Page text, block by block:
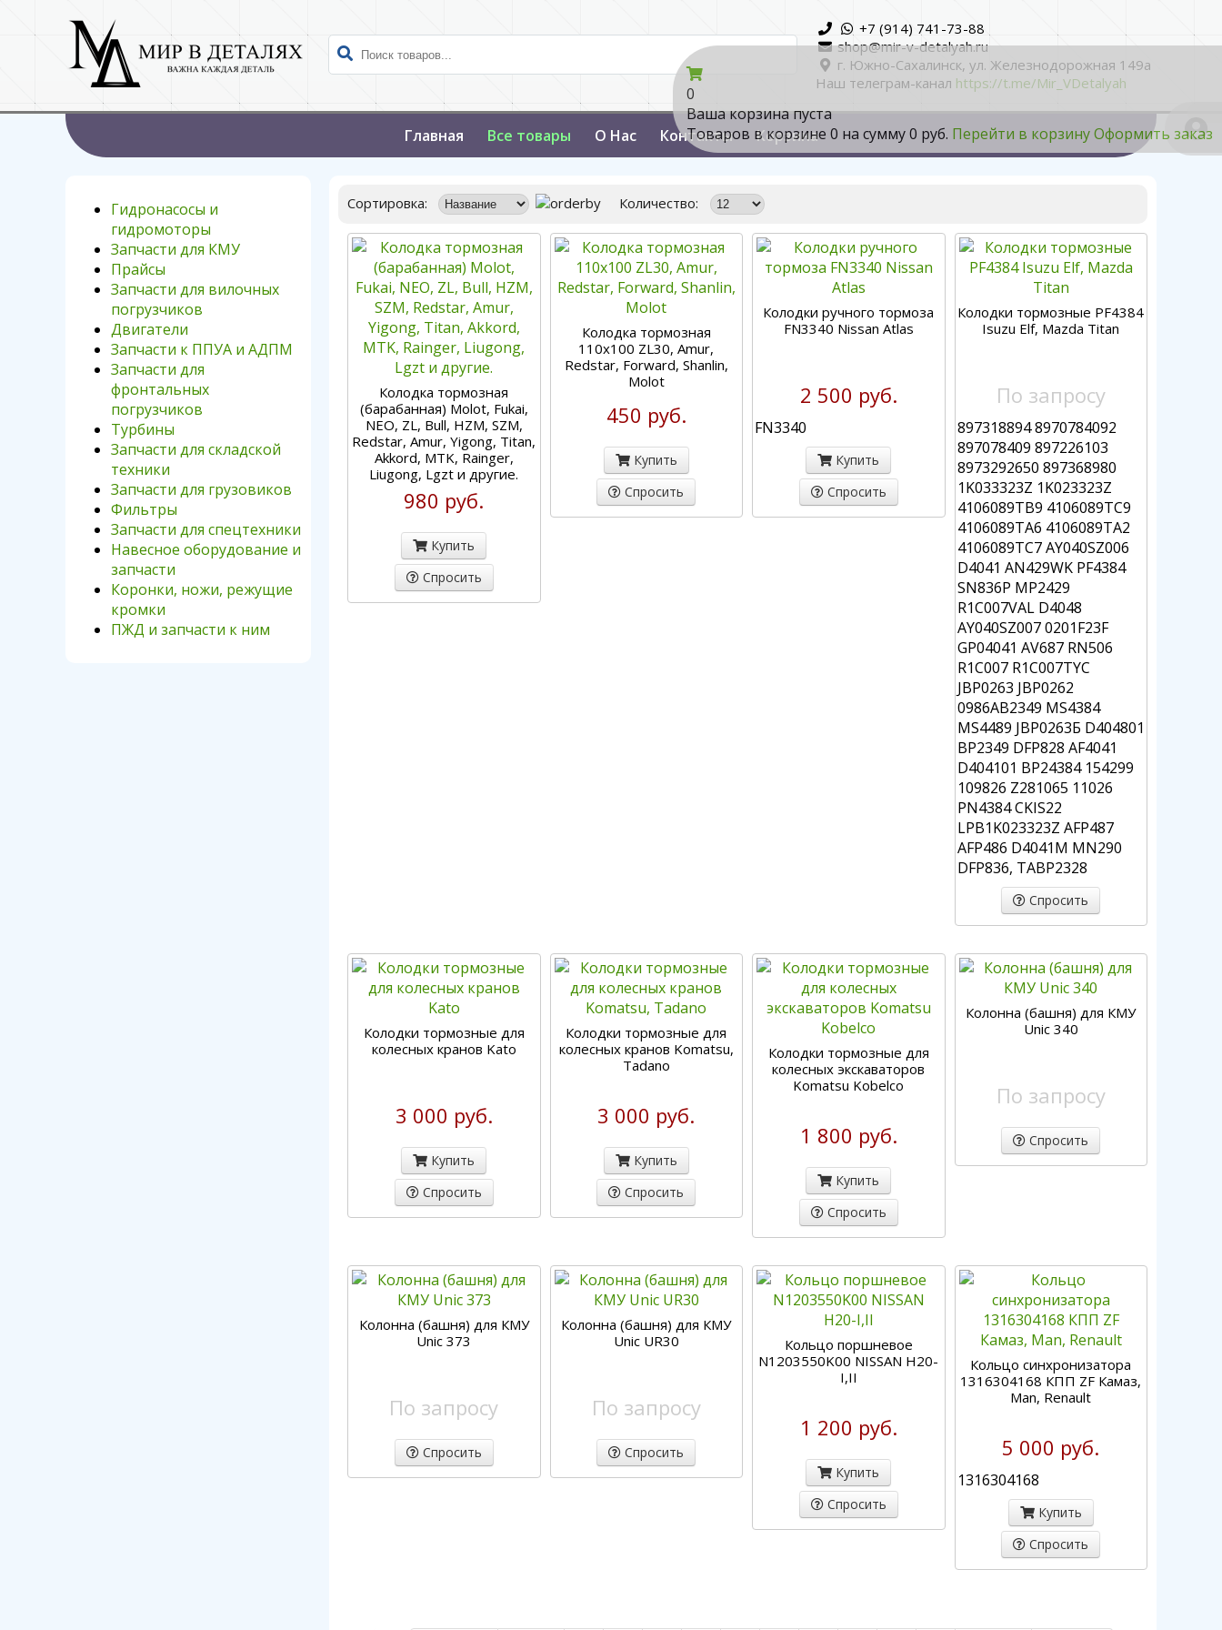
0
Ваша корзина пуста
Товаров в корзине 0 на сумму0 руб. Перейти в корзинуОформить заказ
+7 (914) 741-73-88
shop@mir-v-detalyah.ru
г. Южно-Сахалинск, ул. Железнодорожная 149а
Наш телеграм-канал https://t.me/Mir_VDetalyah
Главная Все товары О Нас Контакты Корзина
Гидронасосы и
гидромоторы
Запчасти для КМУ
Прайсы
Запчасти для вилочных
погрузчиков
Двигатели
Запчасти к ППУА и АДПМ
Запчасти для
фронтальных
погрузчиков
Турбины
Запчасти для складской
техники
Запчасти для грузовиков
Фильтры
Запчасти для спецтехники
Навесное оборудование и
запчасти
Коронки, ножи, режущие
кромки
ПЖД и запчасти к ним
Сортировка: Количество:
Колодка тормозная
(барабанная) Molot, Fukai,
NEO, ZL, Bull, HZM, SZM,
Redstar, Amur, Yigong, Titan,
Akkord, MTK, Rainger,
Liugong, Lgzt и другие.
980 руб.
Купить
Спросить
Колодка тормозная
110х100 ZL30, Amur,
Redstar, Forward, Shanlin,
Molot
450 руб.
Купить
Спросить
Колодки ручного тормоза
FN3340 Nissan Atlas
2 500 руб.
FN3340
Купить
Спросить
Колодки тормозные PF4384
Isuzu Elf, Mazda Titan
По запросу
897318894 8970784092
897078409 897226103
8973292650 897368980
1K033323Z 1K023323Z
4106089TB9 4106089TC9
4106089TA6 4106089TA2
4106089TC7 AY040SZ006
D4041 AN429WK PF4384
SN836P MP2429
R1C007VAL D4048
AY040SZ007 0201F23F
GP04041 AV687 RN506
R1C007 R1C007TYC
JBP0263 JBP0262
0986AB2349 MS4384
MS4489 JBP0263Б D404801
BP2349 DFP828 AF4041
D404101 BP24384 154299
109826 Z281065 11026
PN4384 CKIS22
LPB1K023323Z AFP487
AFP486 D4041M MN290
DFP836, TABP2328
Спросить
Колодки тормозные для
колесных кранов Kato
3 000 руб.
Купить
Спросить
Колодки тормозные для
колесных кранов Komatsu,
Tadano
3 000 руб.
Купить
Спросить
Колодки тормозные для
колесных экскаваторов
Komatsu Kobelco
1 800 руб.
Купить
Спросить
Колонна (башня) для КМУ
Unic 340
По запросу
Спросить
Колонна (башня) для КМУ
Unic 373
По запросу
Спросить
Колонна (башня) для КМУ
Unic UR30
По запросу
Спросить
Кольцо поршневое
N1203550K00 NISSAN H20-
I,II
1 200 руб.
Купить
Спросить
Кольцо синхронизатора
1316304168 КПП ZF Камаз,
Man, Renault
5 000 руб.
1316304168
Купить
Спросить